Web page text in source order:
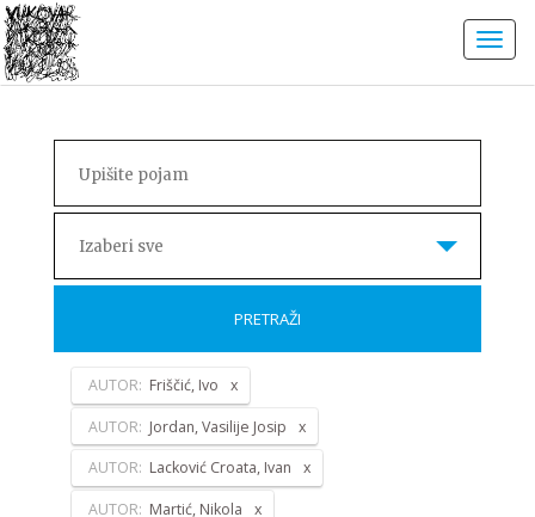
Izaberi sve
PRETRAŽI
AUTOR: Friščić, Ivo
AUTOR: Jordan, Vasilije Josip
AUTOR: Lacković Croata, Ivan
AUTOR: Martić, Nikola